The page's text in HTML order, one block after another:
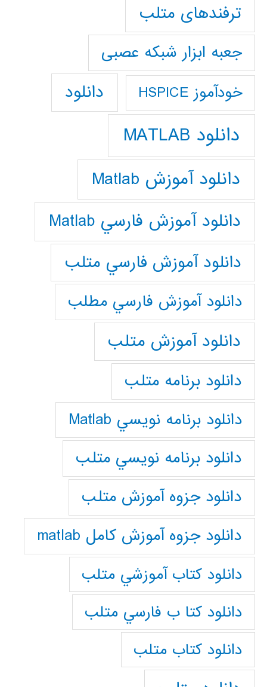
ترفندهای متلب
جعبه ابزار شبکه عصبی
خودآموز HSPICE دانلود
دانلود MATLAB
دانلود آموزش Matlab
دانلود آموزش فارسي Matlab
دانلود آموزش فارسي متلب
دانلود آموزش فارسي مطلب
دانلود آموزش متلب
دانلود برنامه متلب
دانلود برنامه نويسي Matlab
دانلود برنامه نويسي متلب
دانلود جزوه آموزش متلب
دانلود جزوه آموزش کامل matlab
دانلود كتاب آموزشي متلب
دانلود كتا ب فارسي متلب
دانلود كتاب متلب